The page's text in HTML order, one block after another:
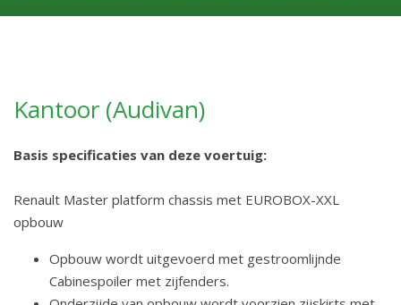
Kantoor (Audivan)
Basis specificaties van deze voertuig:
Renault Master platform chassis met EUROBOX-XXL
opbouw
Opbouw wordt uitgevoerd met gestroomlijnde
Cabinespoiler met zijfenders.